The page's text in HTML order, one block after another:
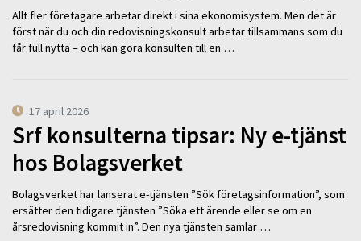
Allt fler företagare arbetar direkt i sina ekonomisystem. Men det är
först när du och din redovisningskonsult arbetar tillsammans som du
får full nytta – och kan göra konsulten till en …
17 april 2026
Srf konsulterna tipsar: Ny e-tjänst
hos Bolagsverket
Bolagsverket har lanserat e-tjänsten ”Sök företagsinformation”, som
ersätter den tidigare tjänsten ”Söka ett ärende eller se om en
årsredovisning kommit in”. Den nya tjänsten samlar …